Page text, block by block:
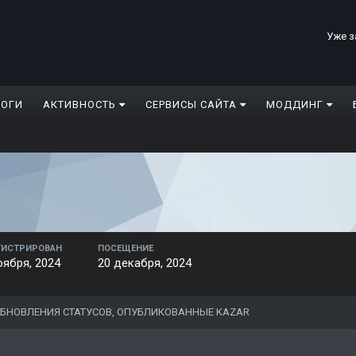
Уже
АКТИВНОСТЬ СЕРВИСЫ САЙТА МОДДИНГ
2024
ПОСЕЩЕНИЕ
20 декабря, 2024
СТАТУСОВ, ОПУБЛИКОВАННЫЕ KAZAR